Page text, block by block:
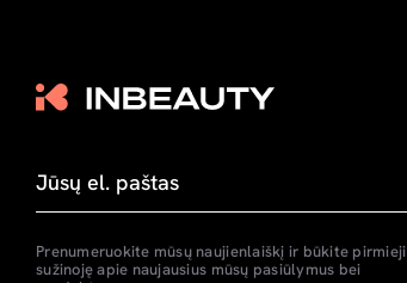
Prenumeruokite mūsų naujienlaiškį ir būkite pirmieji
sužinoję apie naujausius mūsų pasiūlymus bei